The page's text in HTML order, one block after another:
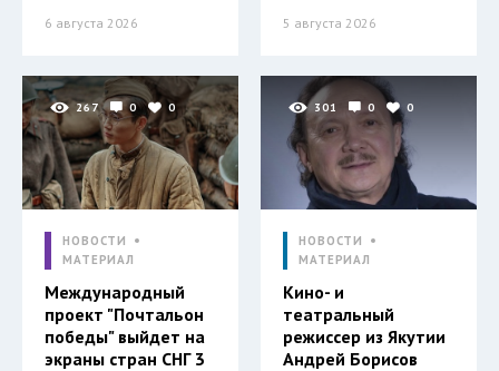
6 августа 2026 5 августа 2026
267 0 0
НОВОСТИ
МАТЕРИАЛ
Международный
проект "Почтальон
победы" выйдет на
экраны стран СНГ 3
301 0 0
НОВОСТИ
МАТЕРИАЛ
Кино- и
театральный
режиссер из Якутии
Андрей Борисов